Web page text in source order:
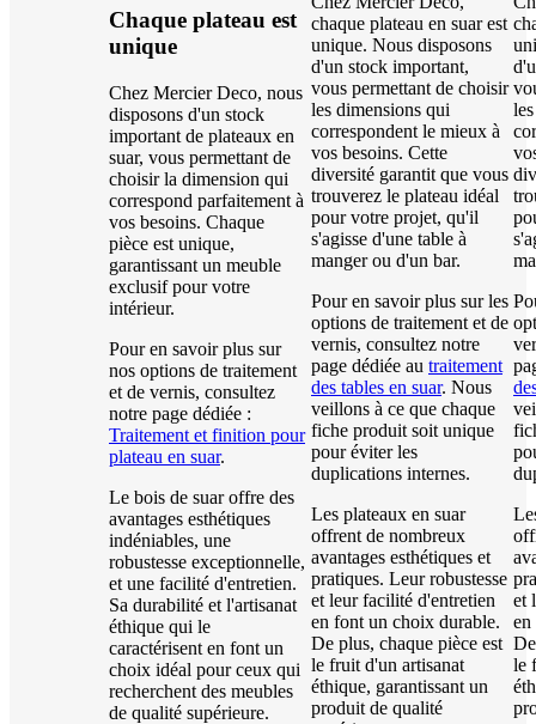
Chaque plateau est
unique
Chez Mercier Deco, nous
disposons d'un stock
important de plateaux en
suar, vous permettant de
choisir la dimension qui
correspond parfaitement à
vos besoins. Chaque
pièce est unique,
garantissant un meuble
exclusif pour votre
intérieur.
Pour en savoir plus sur
nos options de traitement
et de vernis, consultez
notre page dédiée :
Traitement et finition pour
plateau en suar.
Le bois de suar offre des
avantages esthétiques
indéniables, une
robustesse exceptionnelle,
et une facilité d'entretien.
Sa durabilité et l'artisanat
éthique qui le
caractérisent en font un
choix idéal pour ceux qui
recherchent des meubles
de qualité supérieure.
chaque plateau en suar est
unique. Nous disposons
d'un stock important,
vous permettant de choisir
les dimensions qui
correspondent le mieux à
vos besoins. Cette
diversité garantit que vous
trouverez le plateau idéal
pour votre projet, qu'il
s'agisse d'une table à
manger ou d'un bar.
Pour en savoir plus sur les
options de traitement et de
vernis, consultez notre
page dédiée au traitement
des tables en suar. Nous
veillons à ce que chaque
fiche produit soit unique
pour éviter les
duplications internes.
Les plateaux en suar
offrent de nombreux
avantages esthétiques et
pratiques. Leur robustesse
et leur facilité d'entretien
en font un choix durable.
De plus, chaque pièce est
le fruit d'un artisanat
éthique, garantissant un
produit de qualité
et
en
le